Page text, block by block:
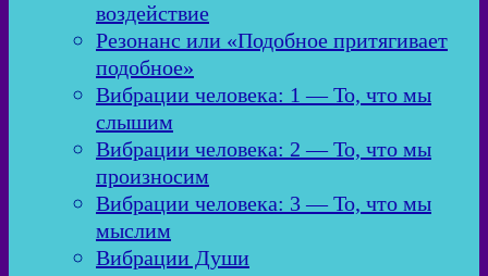
воздействие
Резонанс или «Подобное притягивает
подобное»
Вибрации человека: 1 — То, что мы
слышим
Вибрации человека: 2 — То, что мы
произносим
Вибрации человека: 3 — То, что мы
мыслим
Вибрации Души